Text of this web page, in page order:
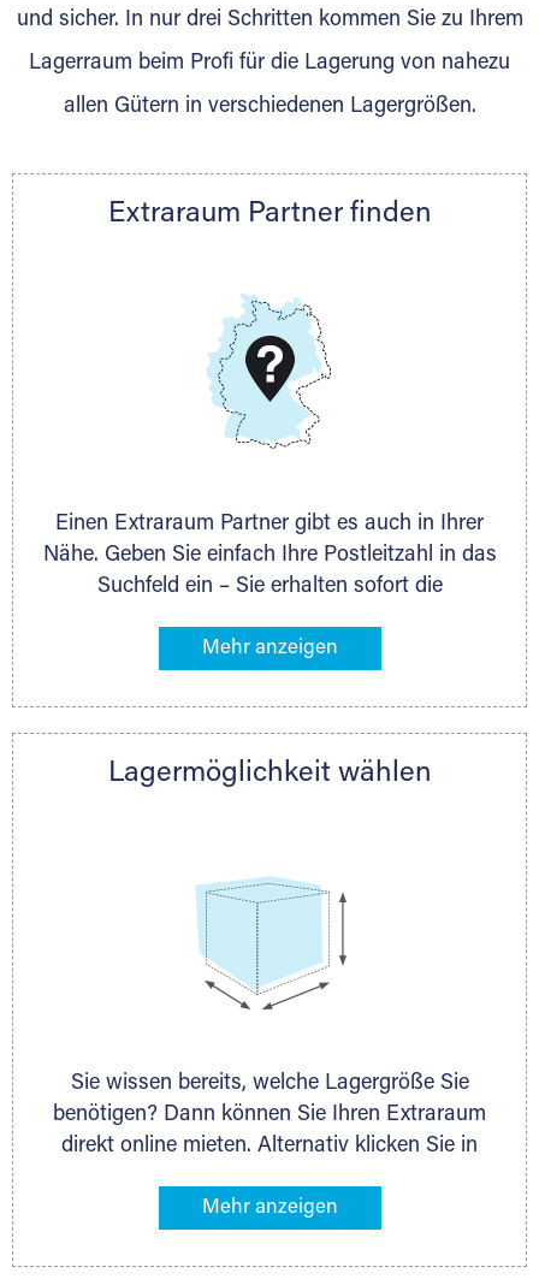
Digitale Buchungsplattform
Gewinnung von Neukunden
Ihre Ansprechpartnerin:
thorsten.klemt@extraraum.de
DMG Aktiengesellschaft
Schieferstein 11A
und sicher. In nur drei Schritten kommen Sie zu Ihrem
Lagerraum beim Profi für die Lagerung von nahezu
allen Gütern in verschiedenen Lagergrößen.
Extraraum Partner finden
Einen Extraraum Partner gibt es auch in Ihrer
Nähe. Geben Sie einfach Ihre Postleitzahl in das
Suchfeld ein – Sie erhalten sofort die
Lagermöglichkeiten in Ihrer Nähe. An zahlreichen
direkt online mieten. Gibt es Extraraum noch
nächstgelegenen Partner und besprechen alles
Lagermöglichkeit wählen
Sie wissen bereits, welche Lagergröße Sie
benötigen? Dann können Sie Ihren Extraraum
direkt online mieten. Alternativ klicken Sie in
Gegenstände an, die Sie einlagern möchten –
ermittelt. Natürlich steht Ihnen Ihr Extraraum